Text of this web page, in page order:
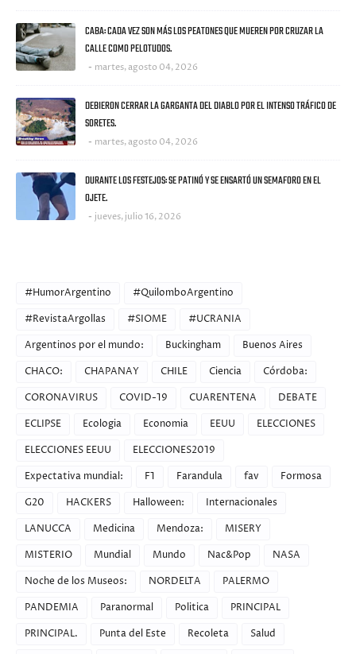
CABA: CADA VEZ SON MÁS LOS PEATONES QUE MUEREN POR CRUZAR LA
CALLE COMO PELOTUDOS.
martes, agosto 04, 2026
DEBIERON CERRAR LA GARGANTA DEL DIABLO POR EL INTENSO TRÁFICO DE
SORETES.
martes, agosto 04, 2026
DURANTE LOS FESTEJOS: SE PATINÓ Y SE ENSARTÓ UN SEMAFORO EN EL
OJETE.
jueves, julio 16, 2026
#HumorArgentino
#QuilomboArgentino
#RevistaArgollas
#SIOME
#UCRANIA
Argentinos por el mundo:
Buckingham
Buenos Aires
CHACO:
CHAPANAY CHILE Ciencia
Córdoba:
CORONAVIRUS
COVID-19 CUARENTENA
DEBATE
ECLIPSE
Ecologia Economia EEUU
ELECCIONES
ELECCIONES EEUU
ELECCIONES2019
Expectativa mundial:
F1 Farandula fav
Formosa
G20
HACKERS Halloween:
Internacionales
LANUCCA
Medicina Mendoza:
MISERY
MISTERIO
Mundial Mundo Nac&Pop
NASA
Noche de los Museos:
NORDELTA
PALERMO
PANDEMIA
Paranormal Politica
PRINCIPAL
PRINCIPAL.
Punta del Este Recoleta
Salud